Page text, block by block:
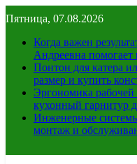
к
содержимому
Пятница, 07.08.2026
Когда важен
Андреевна помогает
Понтон для катера
размер и купить
Эргономика
кухонный гарнитур
Инженерные
монтаж и